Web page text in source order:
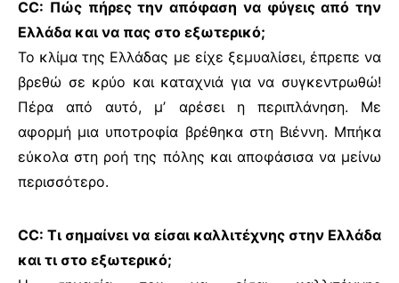
CC: Πώς πήρες την απόφαση να φύγεις από την
Ελλάδα και να πας στο εξωτερικό;
Το κλίμα της Ελλάδας με είχε ξεμυαλίσει, έπρεπε να
βρεθώ σε κρύο και καταχνιά για να συγκεντρωθώ!
Πέρα από αυτό, μ’ αρέσει η περιπλάνηση. Με
αφορμή μια υποτροφία βρέθηκα στη Βιέννη. Μπήκα
εύκολα στη ροή της πόλης και αποφάσισα να μείνω
περισσότερο.
CC: Τι σημαίνει να είσαι καλλιτέχνης στην Ελλάδα
και τι στο εξωτερικό;